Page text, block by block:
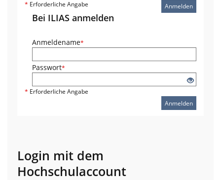
Anmelden
* Erforderliche Angabe
Bei ILIAS anmelden
Anmeldename*
Passwort*
* Erforderliche Angabe
Anmelden
Login mit dem
Hochschulaccount